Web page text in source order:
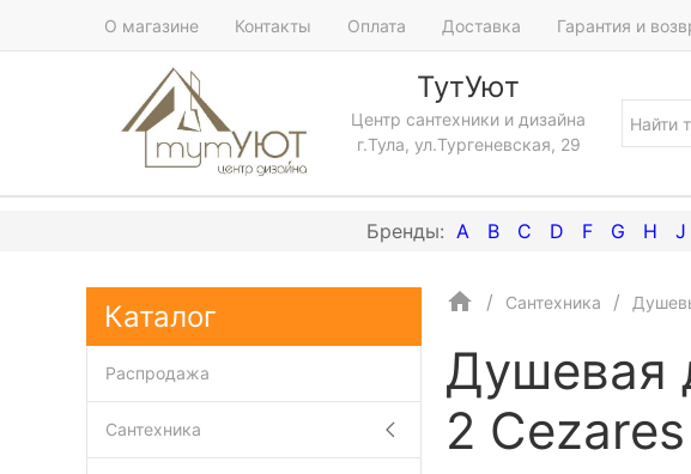
О магазине Контакты Оплата Доставка Гарантия и
ТутУют
Центр сантехники и дизайна
г.Тула, ул.Тургеневская, 29
A B C D F G H J
Сантехника
Душевая
2
Каталог
Распродажа
Сантехника